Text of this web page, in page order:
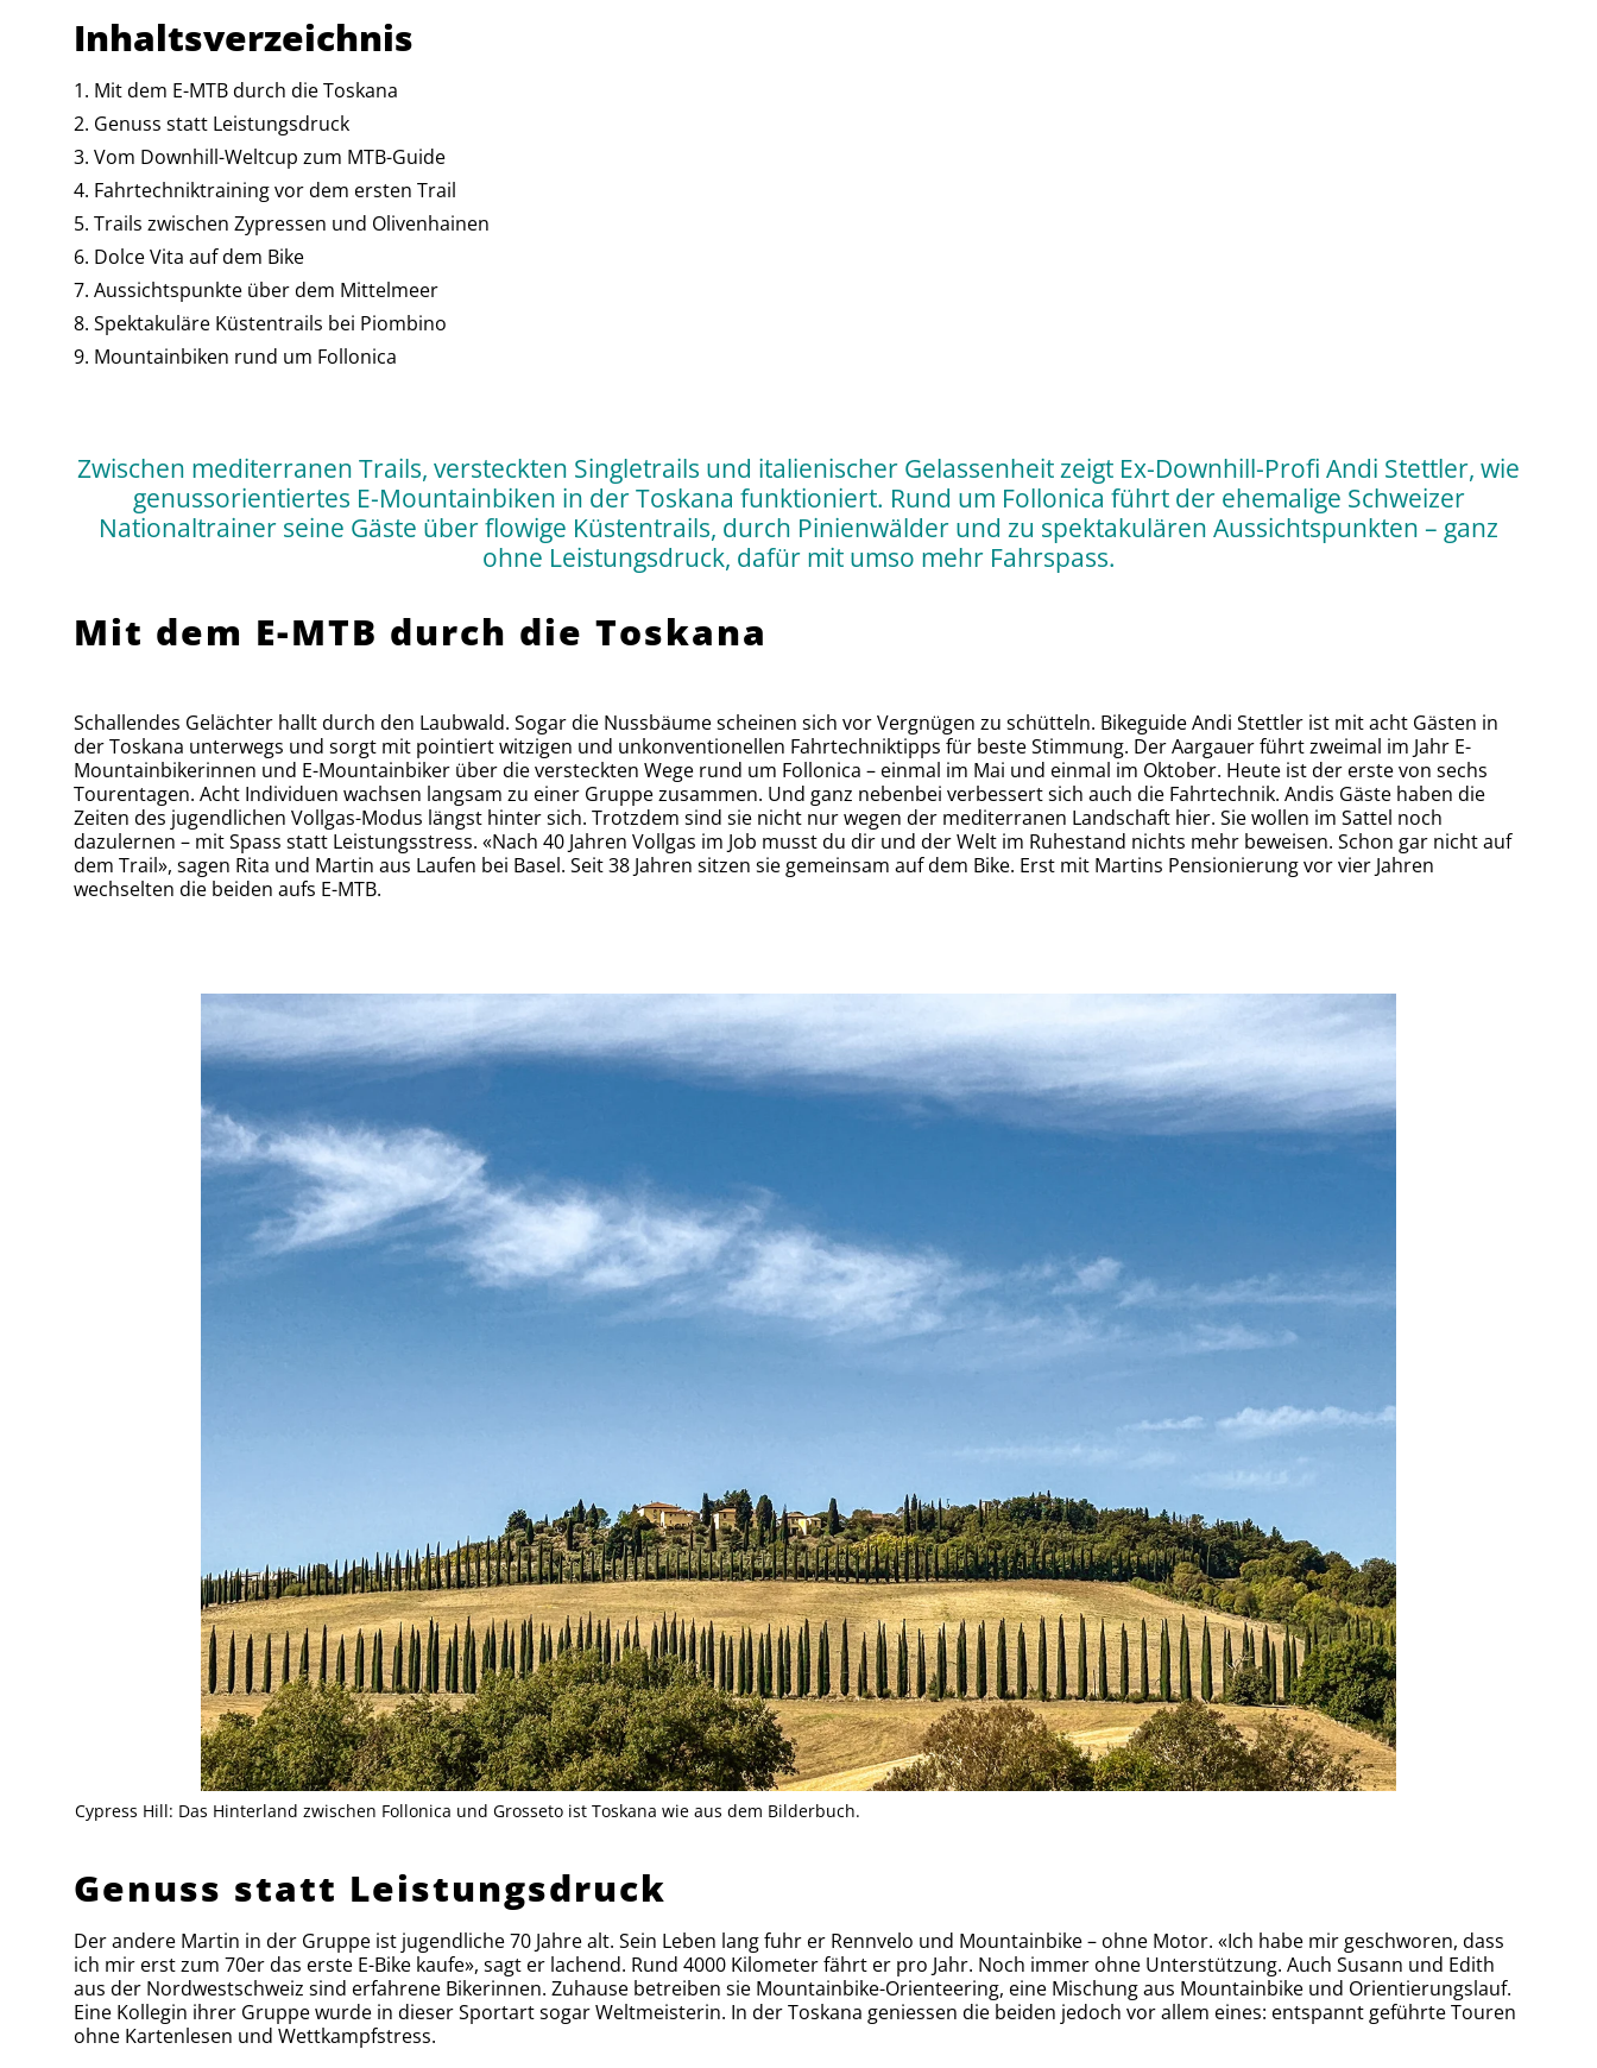
Inhaltsverzeichnis
Mit dem E-MTB durch die Toskana
Genuss statt Leistungsdruck
Vom Downhill-Weltcup zum MTB-Guide
Fahrtechniktraining vor dem ersten Trail
Trails zwischen Zypressen und Olivenhainen
Dolce Vita auf dem Bike
Aussichtspunkte über dem Mittelmeer
Spektakuläre Küstentrails bei Piombino
Mountainbiken rund um Follonica
Zwischen mediterranen Trails, versteckten Singletrails und italienischer Gelassenheit zeigt Ex-Downhill-Profi Andi Stettler, wie
genussorientiertes E-Mountainbiken in der Toskana funktioniert. Rund um Follonica führt der ehemalige Schweizer
Nationaltrainer seine Gäste über flowige Küstentrails, durch Pinienwälder und zu spektakulären Aussichtspunkten – ganz
ohne Leistungsdruck, dafür mit umso mehr Fahrspass.
Mit dem E-MTB durch die Toskana
Schallendes Gelächter hallt durch den Laubwald. Sogar die Nussbäume scheinen sich vor Vergnügen zu schütteln. Bikeguide Andi Stettler ist mit acht Gästen in
der Toskana unterwegs und sorgt mit pointiert witzigen und unkonventionellen Fahrtechniktipps für beste Stimmung. Der Aargauer führt zweimal im Jahr E-
Mountainbikerinnen und E-Mountainbiker über die versteckten Wege rund um Follonica – einmal im Mai und einmal im Oktober. Heute ist der erste von sechs
Tourentagen. Acht Individuen wachsen langsam zu einer Gruppe zusammen. Und ganz nebenbei verbessert sich auch die Fahrtechnik. Andis Gäste haben die
Zeiten des jugendlichen Vollgas-Modus längst hinter sich. Trotzdem sind sie nicht nur wegen der mediterranen Landschaft hier. Sie wollen im Sattel noch
dazulernen – mit Spass statt Leistungsstress. «Nach 40 Jahren Vollgas im Job musst du dir und der Welt im Ruhestand nichts mehr beweisen. Schon gar nicht auf
dem Trail», sagen Rita und Martin aus Laufen bei Basel. Seit 38 Jahren sitzen sie gemeinsam auf dem Bike. Erst mit Martins Pensionierung vor vier Jahren
wechselten die beiden aufs E-MTB.
Cypress Hill: Das Hinterland zwischen Follonica und Grosseto ist Toskana wie aus dem Bilderbuch.
Genuss statt Leistungsdruck
Der andere Martin in der Gruppe ist jugendliche 70 Jahre alt. Sein Leben lang fuhr er Rennvelo und Mountainbike – ohne Motor. «Ich habe mir geschworen, dass
ich mir erst zum 70er das erste E-Bike kaufe», sagt er lachend. Rund 4000 Kilometer fährt er pro Jahr. Noch immer ohne Unterstützung. Auch Susann und Edith
aus der Nordwestschweiz sind erfahrene Bikerinnen. Zuhause betreiben sie Mountainbike-Orienteering, eine Mischung aus Mountainbike und Orientierungslauf.
Eine Kollegin ihrer Gruppe wurde in dieser Sportart sogar Weltmeisterin. In der Toskana geniessen die beiden jedoch vor allem eines: entspannt geführte Touren
ohne Kartenlesen und Wettkampfstress.